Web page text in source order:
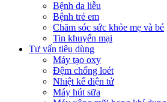
Bệnh da liễu
Bệnh trẻ em
Chăm sóc sức khỏe mẹ và bé
Tin khuyến mại
Tư vấn tiêu dùng
Máy tạo oxy
Đệm chống loét
Nhiệt kế điện tử
Máy hút sữa